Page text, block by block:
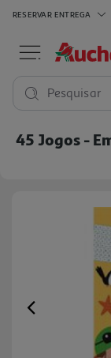
RESERVAR ENTREGA
Pesquisar
45 Jogos -
Previous